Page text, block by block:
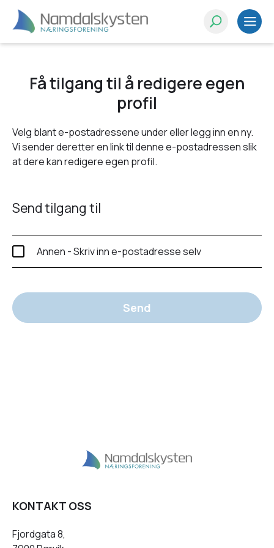
Få tilgang til å redigere egen
profil
Velg blant e-postadressene under eller legg inn en ny.
Vi sender deretter en link til denne e-postadressen slik
at dere kan redigere egen profil.
Send tilgang til
Annen - Skriv inn e-postadresse selv
Send
KONTAKT OSS
Fjordgata 8,